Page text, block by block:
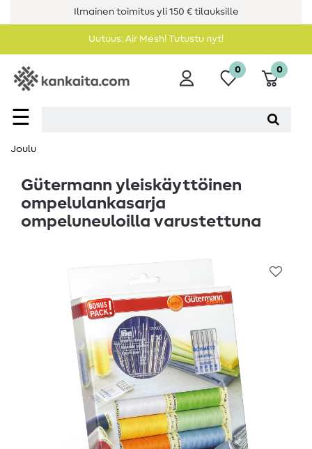
Ilmainen toimitus yli 150 € tilauksille
Uutuus: Air Mesh! Tutustu nyt!
☰
0 0
Joulu
Gütermann yleiskäyttöinen
ompelulankasarja
ompeluneuloilla varustettuna